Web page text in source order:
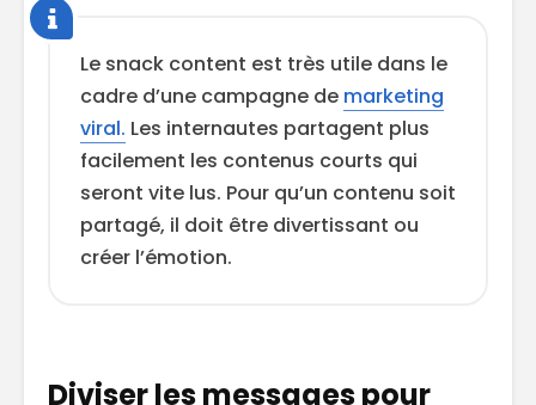
Le snack content est très utile dans le
cadre d’une campagne de marketing
viral. Les internautes partagent plus
facilement les contenus courts qui
seront vite lus. Pour qu’un contenu soit
partagé, il doit être divertissant ou
créer l’émotion.
Diviser les messages pour